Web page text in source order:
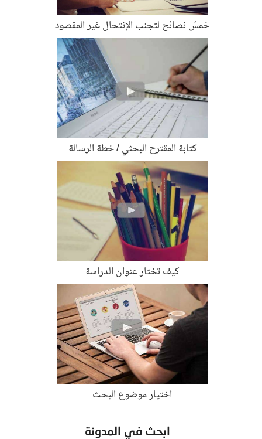
خمسُ نصائح لتجنب الإنتحال غير المقصود
كتابة المقترح البحثي / خطة الرسالة
كيف تختار عنوان الدراسة
اختيار موضوع البحث
ابحث في المدونة